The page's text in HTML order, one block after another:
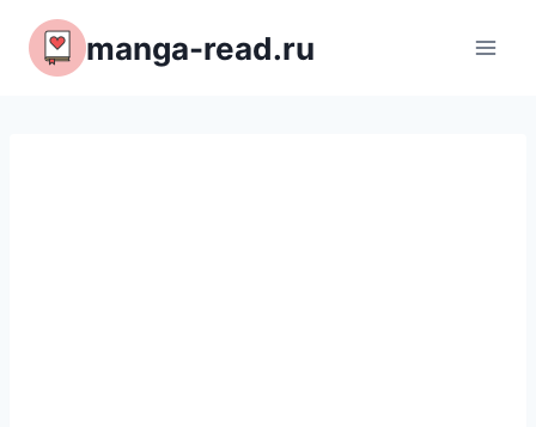
Перейти
содержимому
manga-read.ru